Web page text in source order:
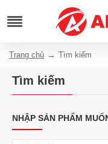
Trang chủ Tìm kiếm
Tìm kiếm
NHẬP SẢN PHẨM